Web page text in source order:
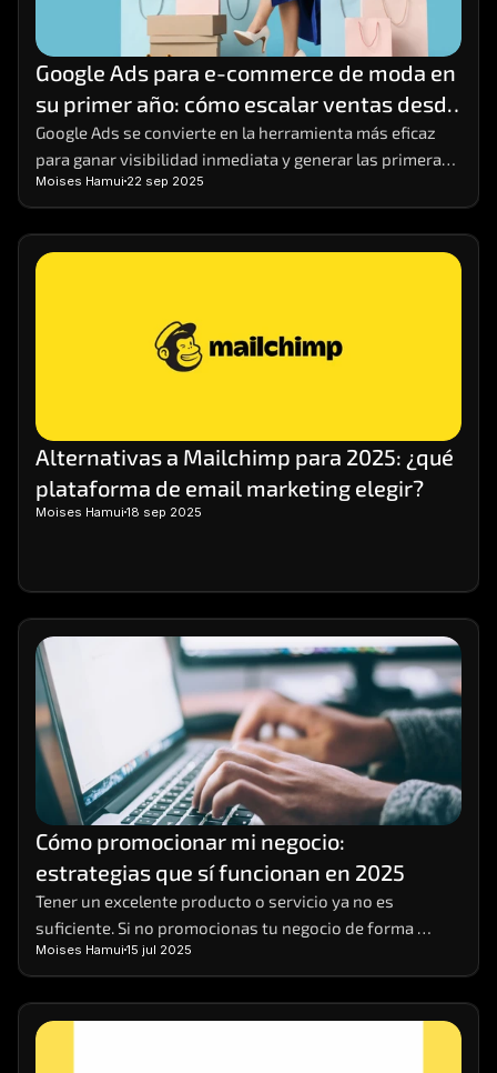
Google Ads para e-commerce de moda en
su primer año: cómo escalar ventas desde
cero
Google Ads se convierte en la herramienta más eficaz
para ganar visibilidad inmediata y generar las primeras
ventas.
Moises Hamui 22 sep 2025
Alternativas a Mailchimp para 2025: ¿qué
plataforma de email marketing elegir?
Moises Hamui 18 sep 2025
Cómo promocionar mi negocio:
estrategias que sí funcionan en 2025
Tener un excelente producto o servicio ya no es
suficiente. Si no promocionas tu negocio de forma
efectiva, es muy probable que pases desapercibido.
Hoy, competir en entornos digitales requiere una
estrategia sólida, basada en datos, visibilidad
Moises Hamui 15 jul 2025